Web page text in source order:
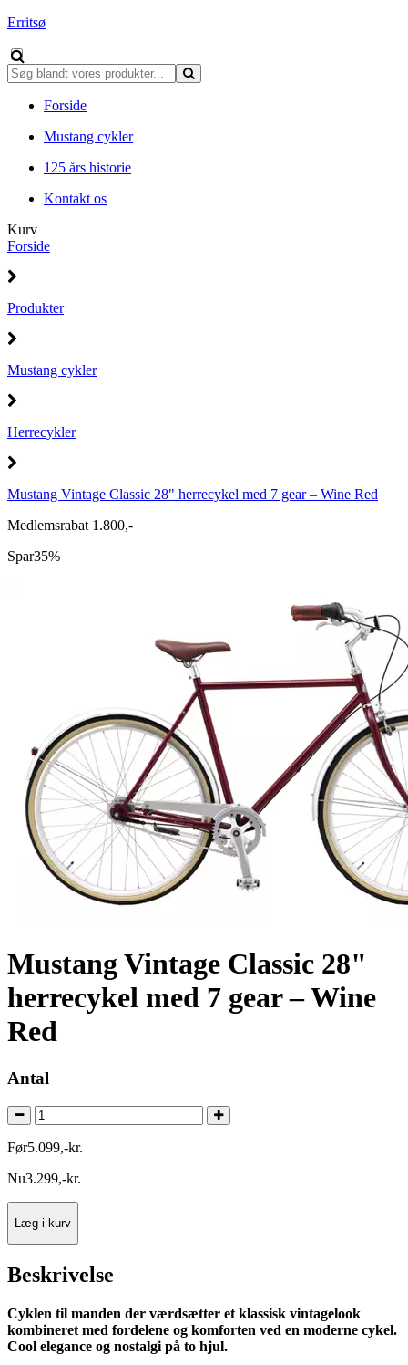
Erritsø
Forside
Mustang cykler
125 års historie
Kontakt os
Kurv
Forside
Produkter
Mustang cykler
Herrecykler
Mustang Vintage Classic 28" herrecykel med 7 gear – Wine Red
Medlemsrabat 1.800,-
Spar35%
Mustang Vintage Classic 28"
herrecykel med 7 gear – Wine
Red
Antal
Før5.099,-kr.
Nu3.299,-kr.
Læg i kurv
Beskrivelse
Cyklen til manden der værdsætter et klassisk vintagelook
kombineret med fordelene og komforten ved en moderne cykel.
Cool elegance og nostalgi på to hjul.